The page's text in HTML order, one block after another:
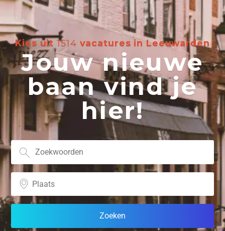
Kies uit1514 vacatures in Leeuwarden
Jouw nieuwe
baan vind je
hier!